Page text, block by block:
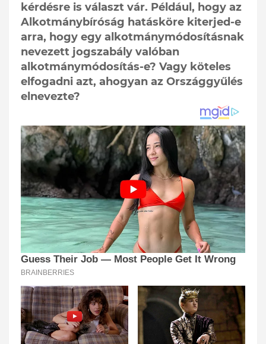
kérdésre is választ vár. Például, hogy az
Alkotmánybíróság hatásköre kiterjed-e
arra, hogy egy alkotmánymódosításnak
nevezett jogszabály valóban
alkotmánymódosítás-e? Vagy köteles
elfogadni azt, ahogyan az Országgyűlés
elnevezte?